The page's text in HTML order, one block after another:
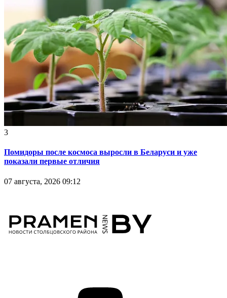
3
Помидоры после космоса выросли в Беларуси и уже
показали первые отличия
07 августа, 2026 09:12